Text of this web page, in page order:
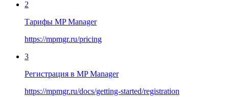
2
Тарифы MP Manager
https://mpmgr.ru/pricing
3
Регистрация в MP Manager
https://mpmgr.ru/docs/getting-started/registration